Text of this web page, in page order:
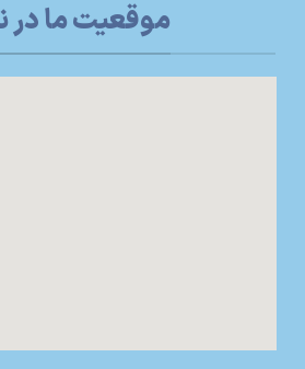
موقعیت ما در